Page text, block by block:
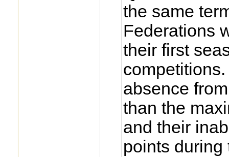
the same
Federations
their first
absence
than the
and their
points during